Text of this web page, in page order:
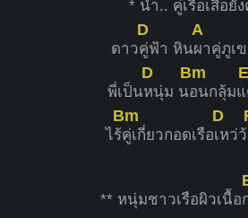
* น้ำ.. คู่เรือเสือยัง
ดาว
D
คู่ฟ้า หิน
A
ผาคู่ภูเ
พี่เป็น
D
หนุ่ม น
Bm
อนกลุ้มแ
ไร้
Bm
คู่เกี่ยวกอดเรือ
D
เหว่
** หนุ่มชาวเรือผิวเนื้อ